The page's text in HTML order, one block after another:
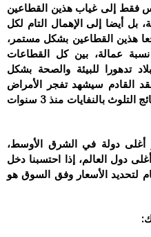
فقط إلى غياب هذين القطاعين
بل أيضا إلى الإهمال التام لكل
هذين القطاعين بشكل مستمر،
عمالة، بين كل القطاعات
تدهورا للبيئة والصحة بشكل
القادم سيشهد تفجر الأمراض
السرطانية بشكل أخطر بكثير، لأن نتائج التلوث بالنفايات منذ 3 سنوات
أغلى دولة في الشرق الأوسط،
وواحد من أغلى دول العالم، إذا احتسبنا دخل
لتحديد الأسعار وفق السوق هو